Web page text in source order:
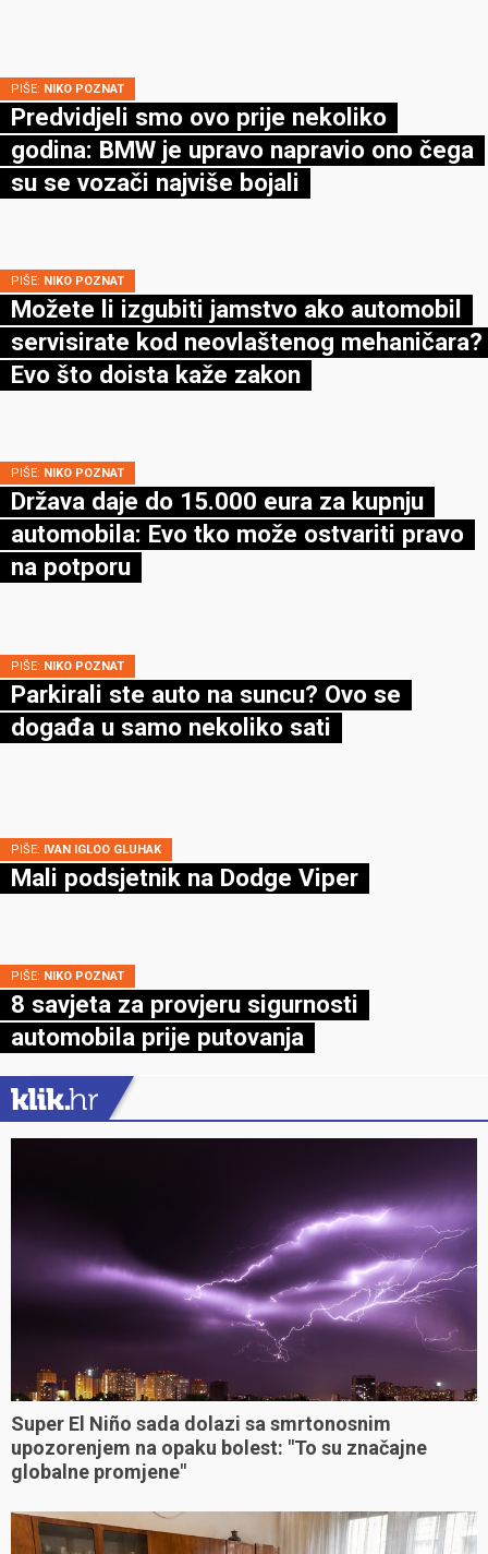
PIŠE: NIKO POZNAT
Predvidjeli smo ovo prije nekoliko
godina: BMW je upravo napravio ono čega
su se vozači najviše bojali
PIŠE: NIKO POZNAT
Možete li izgubiti jamstvo ako automobil
servisirate kod neovlaštenog mehaničara?
Evo što doista kaže zakon
PIŠE: NIKO POZNAT
Država daje do 15.000 eura za kupnju
automobila: Evo tko može ostvariti pravo
na potporu
PIŠE: NIKO POZNAT
Parkirali ste auto na suncu? Ovo se
događa u samo nekoliko sati
PIŠE: IVAN IGLOO GLUHAK
Mali podsjetnik na Dodge Viper
PIŠE: NIKO POZNAT
8 savjeta za provjeru sigurnosti
automobila prije putovanja
Super El Niño sada dolazi sa smrtonosnim
upozorenjem na opaku bolest: "To su značajne
globalne promjene"